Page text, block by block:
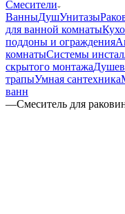
Смесители
ВанныДушУнитазы
для ванной комнаты
поддоны и ограждения
комнатыСистемы
скрытого монтажа
трапыУмная сантехника
ванн
—Смеситель для